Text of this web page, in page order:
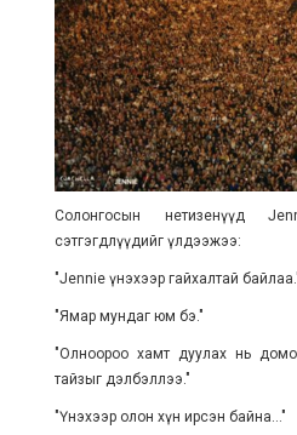
Солонгосын нетизенүүд
сэтгэгдлүүдийг үлдээжээ:
"Jennie үнэхээр гайхалтай
"Ямар мундаг юм бэ."
"Олноороо хамт дуулах нь
тайзыг дэлбэллээ."
"Үнэхээр олон хүн ирсэн байна…"